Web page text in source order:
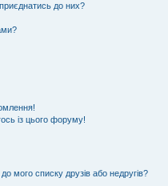
до них?
із цього форуму!
мого списку друзів або недругів?